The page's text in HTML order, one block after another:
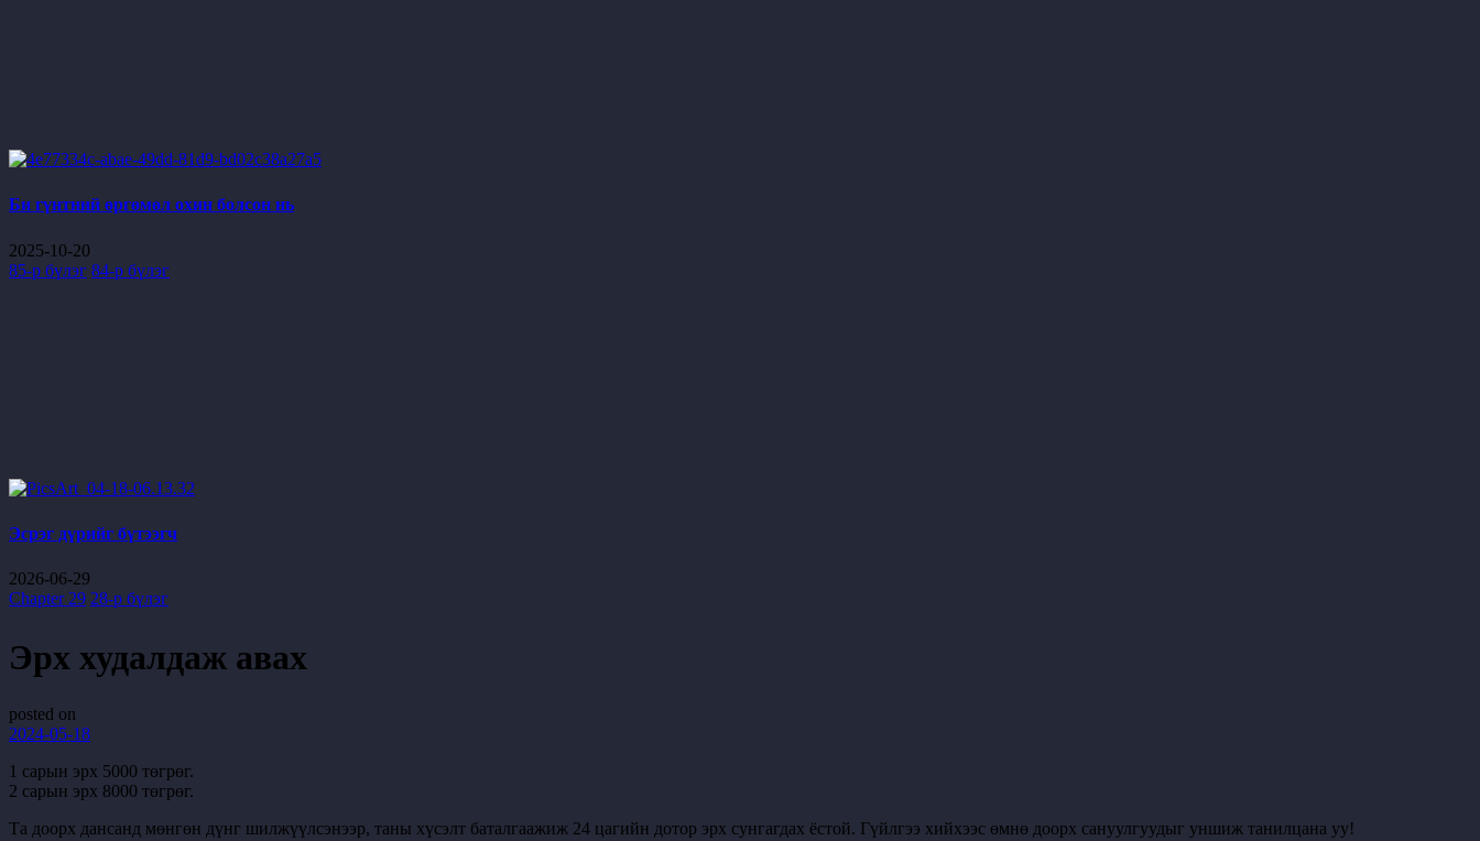
Би гүнтний өргөмөл охин болсон нь
2025-10-20
85-р бүлэг 84-р бүлэг
Эсрэг дүрийг бүтээгч
2026-06-29
Chapter 29 28-р бүлэг
Эрх худалдаж авах
posted on
2024-05-18
1 сарын эрх 5000 төгрөг.
2 сарын эрх 8000 төгрөг.
Та доорх дансанд мөнгөн дүнг шилжүүлсэнээр, таны хүсэлт баталгаажиж 24 цагийн дотор эрх сунгагдах ёстой. Гүйлгээ хийхээс өмнө доорх сануулгуудыг уншиж танилцана уу!